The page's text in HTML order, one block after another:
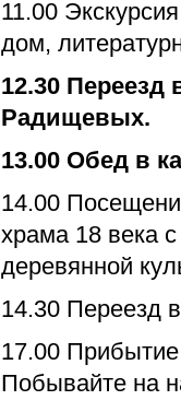
11.00
дом,
12.30
Радищевых.
13.00 Обед в
14.00
храма 18 века
деревянной
14.30 Переезд
17.00
Побывайте на